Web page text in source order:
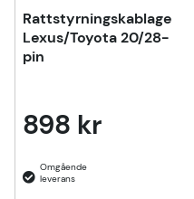
Rattstyrningskablage
Lexus/Toyota 20/28-
pin
898 kr